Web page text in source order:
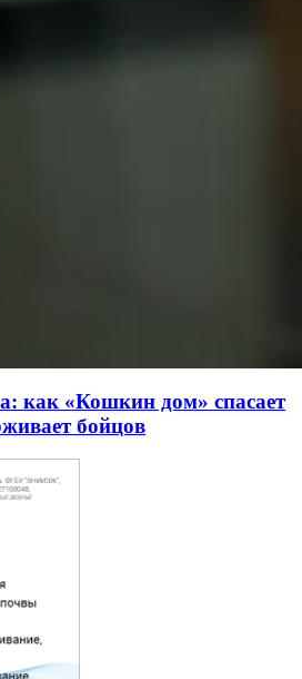
как «Кошкин дом» спасает
бойцов